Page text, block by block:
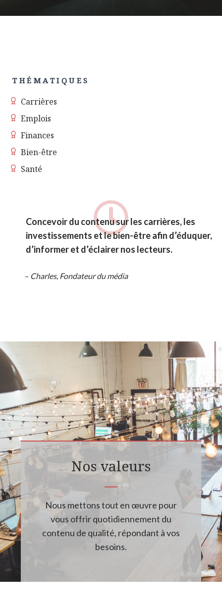
THÉMATIQUES
Carrières
Emplois
Finances
Bien-être
Santé
Concevoir du contenu sur les carrières, les
investissements et le bien-être afin d’éduquer,
d’informer et d’éclairer nos lecteurs.
– Charles, Fondateur du média
Nos valeurs
Nous mettons tout en œuvre pour
vous offrir quotidiennement du
contenu de qualité, répondant à vos
besoins.